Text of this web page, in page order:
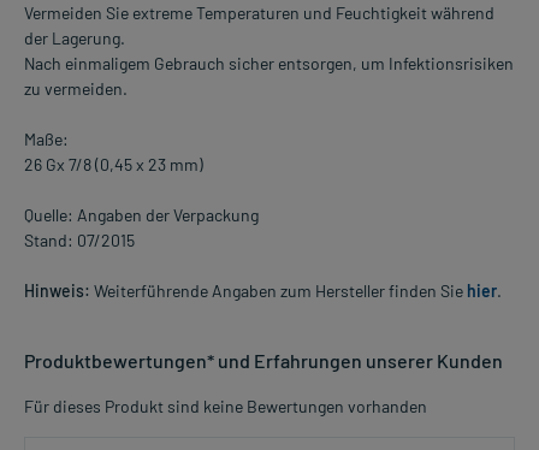
Vermeiden Sie extreme Temperaturen und Feuchtigkeit während
der Lagerung.
Nach einmaligem Gebrauch sicher entsorgen, um Infektionsrisiken
zu vermeiden.
Maße:
26 Gx 7/8 (0,45 x 23 mm)
Quelle: Angaben der Verpackung
Stand: 07/2015
Hinweis: Weiterführende Angaben zum Hersteller finden Sie hier.
Produktbewertungen* und Erfahrungen unserer Kunden
Für dieses Produkt sind keine Bewertungen vorhanden